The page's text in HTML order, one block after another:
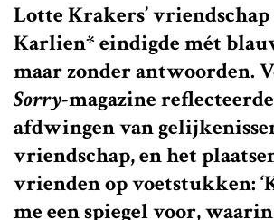
Lotte Krakers’
Karlien* eindigde mét
maar zonder antwoorden.
Sorry-magazine
afdwingen van
vriendschap, en het
vrienden op voetstukken:
me een spiegel voor,